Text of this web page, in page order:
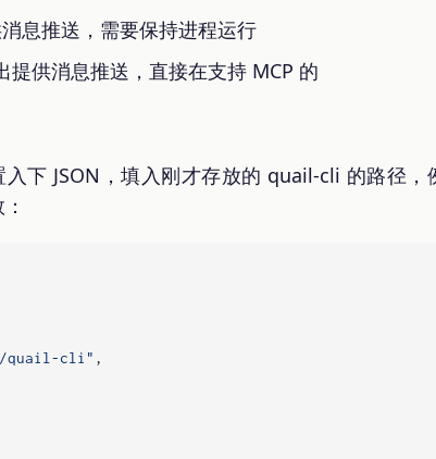
息推送，需要保持进程运行
供消息推送，直接在支持 MCP 的
下 JSON，填入刚才存放的 quail-cli 的路径
quail-cli" ,